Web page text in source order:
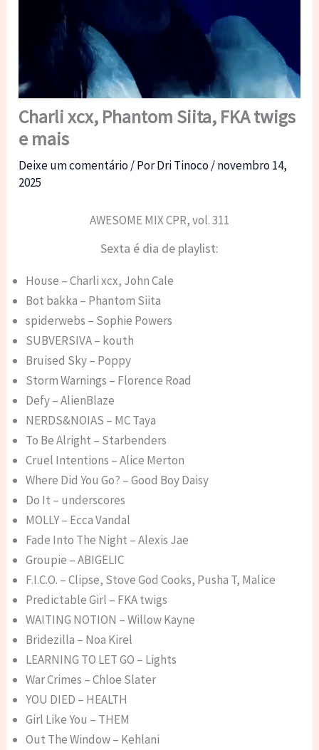
Charli xcx, Phantom Siita, FKA twigs
e mais
Deixe um comentário/ PorDri Tinoco/novembro 14,
2025
AWESOME MIX CPR, vol. 311
Sexta é dia de playlist:
House – Charli xcx, John Cale
Bot bakka – Phantom Siita
spiderwebs – Sophie Powers
SUBVERSIVA – kouth
Bruised Sky – Poppy
Storm Warnings – Florence Road
Defy – AlienBlaze
NERDS&NOIAS – MC Taya
To Be Alright – Starbenders
Cruel Intentions – Alice Merton
Where Did You Go? – Good Boy Daisy
Do It – underscores
MOLLY – Ecca Vandal
Fade Into The Night – Alexis Jae
Groupie – ABIGELIC
F.I.C.O. – Clipse, Stove God Cooks, Pusha T, Malice
Predictable Girl – FKA twigs
WAITING NOTION – Willow Kayne
Bridezilla – Noa Kirel
LEARNING TO LET GO – Lights
War Crimes – Chloe Slater
YOU DIED – HEALTH
Girl Like You – THEM
Out The Window – Kehlani